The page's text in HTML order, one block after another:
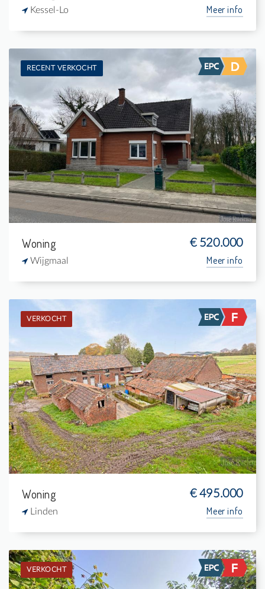
Kessel-Lo Meer info
RECENT VERKOCHT
Verkocht: Woning
4
942 m²
-
171 m²
Woning € 520.000
Wijgmaal Meer info
VERKOCHT
Verkocht: Boerderij
-
433 m²
-
106 m²
Woning € 495.000
Linden Meer info
VERKOCHT